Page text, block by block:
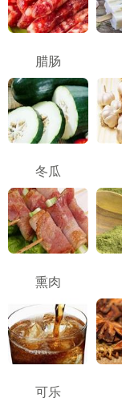
腊肠
冬瓜
熏肉
可乐